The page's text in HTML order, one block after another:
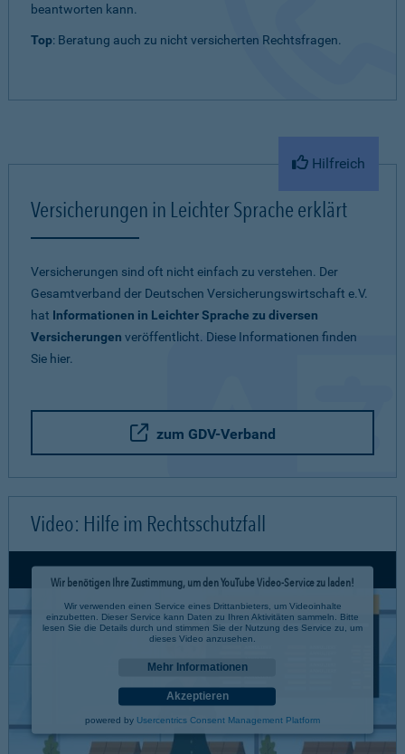
beantworten kann.
Top: Beratung auch zu nicht versicherten Rechtsfragen.
Hilfreich
Versicherungen in Leichter Sprache erklärt
Versicherungen sind oft nicht einfach zu verstehen. Der
Gesamtverband der Deutschen Versicherungswirtschaft e.V.
hat Informationen in Leichter Sprache zu diversen
Versicherungen veröffentlicht. Diese Informationen finden
Sie hier.
zum GDV-Verband
Video: Hilfe im Rechtsschutzfall
Wir benötigen Ihre Zustimmung, um den YouTube Video-Service zu laden!
Wir verwenden einen Service eines Drittanbieters, um Videoinhalte
einzubetten. Dieser Service kann Daten zu Ihren Aktivitäten sammeln. Bitte
lesen Sie die Details durch und stimmen Sie der Nutzung des Service zu, um
dieses Video anzusehen.
Mehr Informationen
Akzeptieren
powered by Usercentrics Consent Management Platform